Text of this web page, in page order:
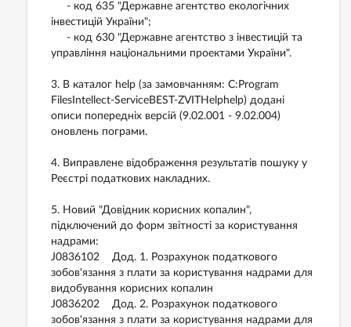
- код 635 "Державне агентство екологічних
інвестицій України";
- код 630 "Державне агентство з інвестицій та
управління національними проектами України".
3. В каталог help (за замовчанням: C:Program
FilesIntellect-ServiceBEST-ZVITHelphelp) додані
описи попередніх версій (9.02.001 - 9.02.004)
оновлень пограми.
4. Виправлене відображення результатів пошуку у
Реєстрі податкових накладних.
5. Новий "Довідник корисних копалин",
підключений до форм звітності за користування
надрами:
J0836102 Дод. 1. Розрахунок податкового
зобов'язання з плати за користування надрами для
видобування корисних копалин
J0836202 Дод. 2. Розрахунок податкового
зобов'язання з плати за користування надрами для